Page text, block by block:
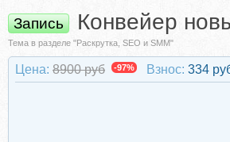
Запись Конвейер
Тема в разделе "Раскрутка, SEO и SMM"
Цена: 8900 руб -97% Взнос: 334